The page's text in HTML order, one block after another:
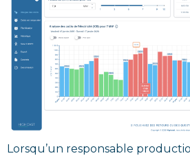
Lorsqu’un responsable